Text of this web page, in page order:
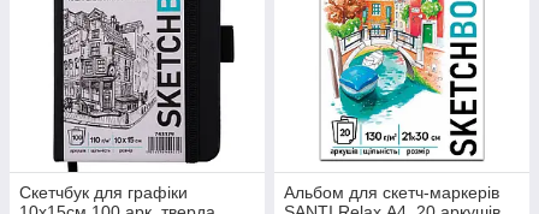
Скетчбук для графіки
Альбом для скетч-маркерів